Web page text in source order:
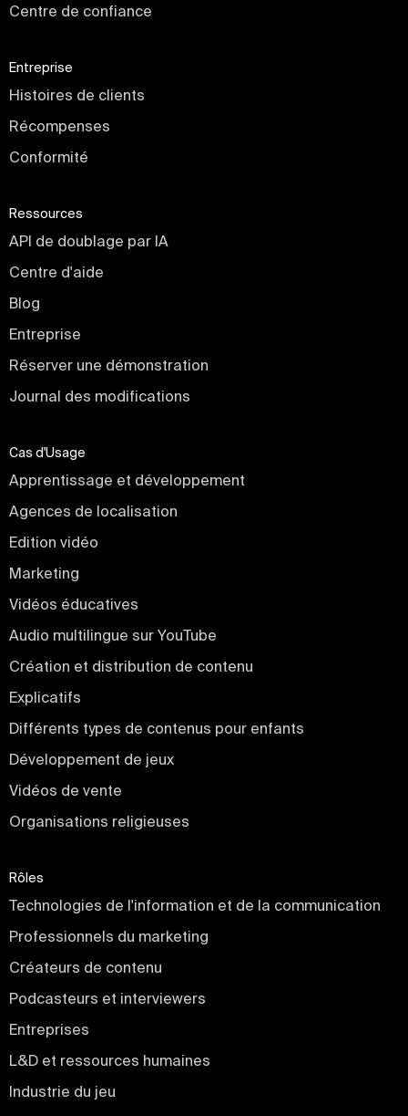
Centre de confiance
Entreprise
Histoires de clients
Récompenses
Conformité
Ressources
API de doublage par IA
Centre d'aide
Blog
Entreprise
Réserver une démonstration
Journal des modifications
Cas d'Usage
Apprentissage et développement
Agences de localisation
Edition vidéo
Marketing
Vidéos éducatives
Audio multilingue sur YouTube
Création et distribution de contenu
Explicatifs
Différents types de contenus pour enfants
Développement de jeux
Vidéos de vente
Organisations religieuses
Rôles
Technologies de l'information et de la communication
Professionnels du marketing
Créateurs de contenu
Podcasteurs et interviewers
Entreprises
L&D et ressources humaines
Industrie du jeu